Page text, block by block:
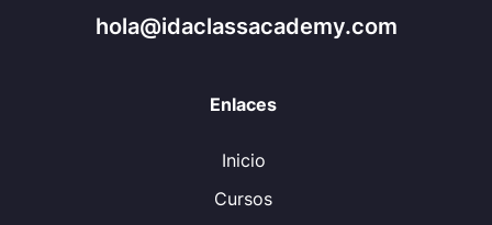
hola@idaclassacademy.com
Enlaces
Inicio
Cursos